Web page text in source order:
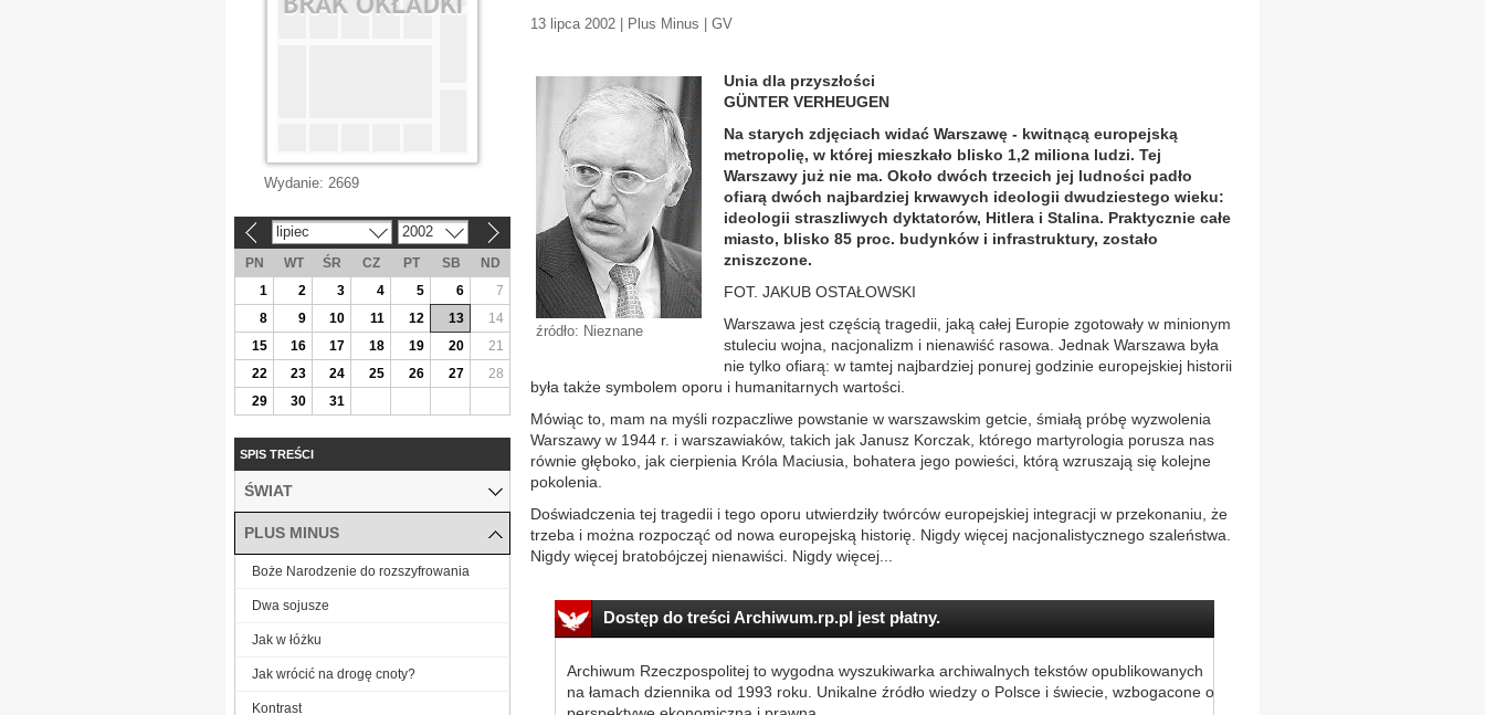
13 lipca 2002 | Plus Minus | GV
źródło: Nieznane
Unia dla przyszłości
GÜNTER VERHEUGEN
Na starych zdjęciach widać Warszawę - kwitnącą europejską
metropolię, w której mieszkało blisko 1,2 miliona ludzi. Tej
Warszawy już nie ma. Około dwóch trzecich jej ludności padło
ofiarą dwóch najbardziej krwawych ideologii dwudziestego wieku:
ideologii straszliwych dyktatorów, Hitlera i Stalina. Praktycznie całe
miasto, blisko 85 proc. budynków i infrastruktury, zostało
zniszczone.
FOT. JAKUB OSTAŁOWSKI
Warszawa jest częścią tragedii, jaką całej Europie zgotowały w minionym
stuleciu wojna, nacjonalizm i nienawiść rasowa. Jednak Warszawa była
nie tylko ofiarą: w tamtej najbardziej ponurej godzinie europejskiej historii
była także symbolem oporu i humanitarnych wartości.
Mówiąc to, mam na myśli rozpaczliwe powstanie w warszawskim getcie, śmiałą próbę wyzwolenia
Warszawy w 1944 r. i warszawiaków, takich jak Janusz Korczak, którego martyrologia porusza nas
równie głęboko, jak cierpienia Króla Maciusia, bohatera jego powieści, którą wzruszają się kolejne
pokolenia.
Doświadczenia tej tragedii i tego oporu utwierdziły twórców europejskiej integracji w przekonaniu, że
trzeba i można rozpocząć od nowa europejską historię. Nigdy więcej nacjonalistycznego szaleństwa.
Nigdy więcej bratobójczej nienawiści. Nigdy więcej...
Dostęp do treści Archiwum.rp.pl jest płatny.
Archiwum Rzeczpospolitej to wygodna wyszukiwarka archiwalnych tekstów opublikowanych
na łamach dziennika od 1993 roku. Unikalne źródło wiedzy o Polsce i świecie, wzbogacone o
Wydanie: 2669
lipiec 2002
PN WT ŚR CZ PT SB
ND
1
2 3 4 5 6
7
8
9 10 11 12 13
14
15
16 17 18 19 20
21
22
23 24 25 26 27
28
29
30 31
SPIS TREŚCI
ŚWIAT
PLUS MINUS
Boże Narodzenie do rozszyfrowania
Dwa sojusze
Jak w łóżku
Jak wrócić na drogę cnoty?
Kontrast